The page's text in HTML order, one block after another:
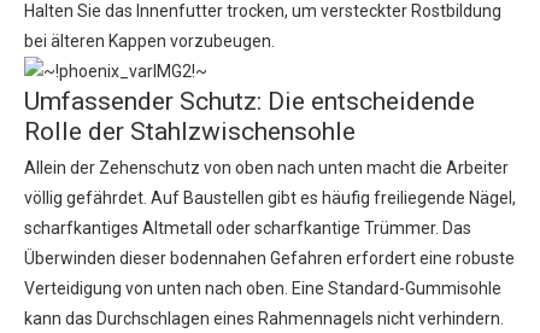
Halten Sie das Innenfutter trocken, um versteckter Rostbildung
bei älteren Kappen vorzubeugen.
Umfassender Schutz: Die entscheidende
Rolle der Stahlzwischensohle
Allein der Zehenschutz von oben nach unten macht die Arbeiter
völlig gefährdet. Auf Baustellen gibt es häufig freiliegende Nägel,
scharfkantiges Altmetall oder scharfkantige Trümmer. Das
Überwinden dieser bodennahen Gefahren erfordert eine robuste
Verteidigung von unten nach oben. Eine Standard-Gummisohle
kann das Durchschlagen eines Rahmennagels nicht verhindern.